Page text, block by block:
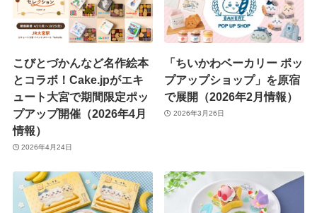
こびとづかんなど名作絵本
とコラボ！Cake.jpがエキ
ュート大宮で期間限定ポッ
プアップ開催（2026年4月
情報）
2026年4月24日
「ちいかわベーカリー ポッ
プアップショップ」を原宿
で展開（2026年2月情報）
2026年3月26日